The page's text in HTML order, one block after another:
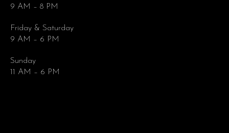
9 AM – 8 PM
Friday & Saturday
9 AM – 6 PM
Sunday
11 AM – 6 PM